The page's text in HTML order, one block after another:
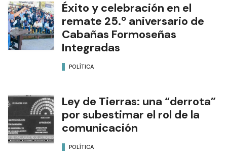
Éxito y celebración en el
remate 25.º aniversario de
Cabañas Formoseñas
Integradas
POLÍTICA
Ley de Tierras: una “derrota”
por subestimar el rol de la
comunicación
POLÍTICA